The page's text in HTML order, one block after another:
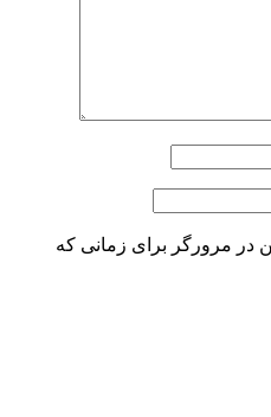
در مرورگر برای زمانی که